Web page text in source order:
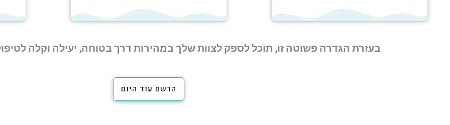
בעזרת הגדרה פשוטה זו, תוכל לספק לצוות שלך במהירות דרך בטוחה, יעילה וקלה
הרשם עוד היום